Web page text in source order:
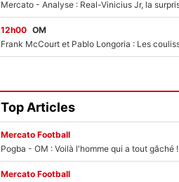
12h00 OM
Top Articles
Mercato Football
Pogba - OM : Voilà l'homme qui a tout gâché !
Mercato Football